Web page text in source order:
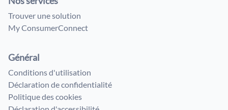
Trouver une solution
My ConsumerConnect
Général
Conditions d'utilisation
Déclaration de confidentialité
Politique des cookies